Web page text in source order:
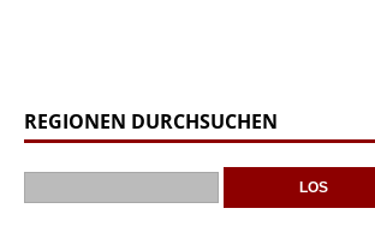
REGIONEN DURCHSUCHEN